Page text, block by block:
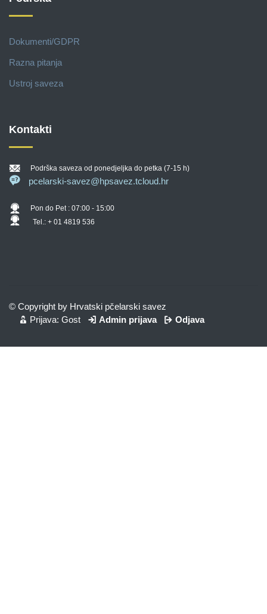
Dokumenti/GDPR
Razna pitanja
Ustroj saveza
Kontakti
Podrška saveza od ponedjeljka do petka (7-15 h)
pcelarski-savez@hpsavez.tcloud.hr
Pon do Pet : 07:00 - 15:00
Tel.: + 01 4819 536
© Copyright by Hrvatski pčelarski savez
Prijava: Gost
Admin prijava Odjava